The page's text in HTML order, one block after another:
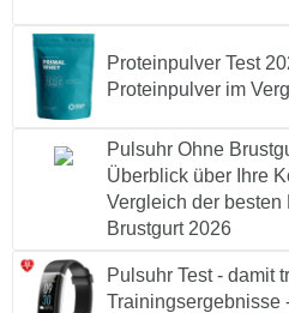
Proteinpulver Test
Proteinpulver im
Pulsuhr Ohne
Überblick über Ihre
Vergleich der besten
Brustgurt 2026
Pulsuhr Test - damit
Trainingsergebnisse